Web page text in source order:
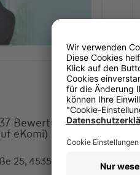
Bewertungen
eKomi)
25, 45356 Essen